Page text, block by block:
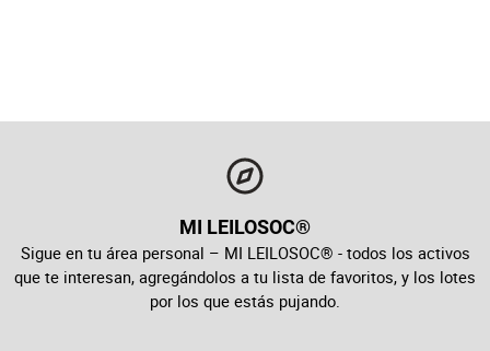
MI LEILOSOC®
Sigue en tu área personal – MI LEILOSOC® - todos los activos
que te interesan, agregándolos a tu lista de favoritos, y los lotes
por los que estás pujando.